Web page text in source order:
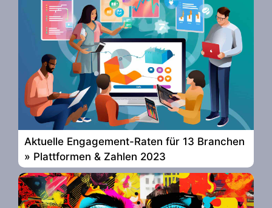
Aktuelle Engagement-Raten für 13 Branchen
» Plattformen & Zahlen 2023